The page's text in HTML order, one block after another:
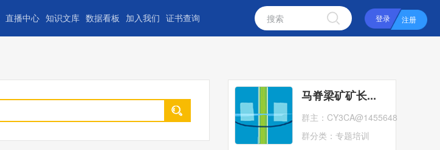
直播中心 知识文库 数据看板 加入我们 证书查询 登录 注册
马脊梁矿矿长...
群主： CY3CA@1455648
群分类： 专题培训